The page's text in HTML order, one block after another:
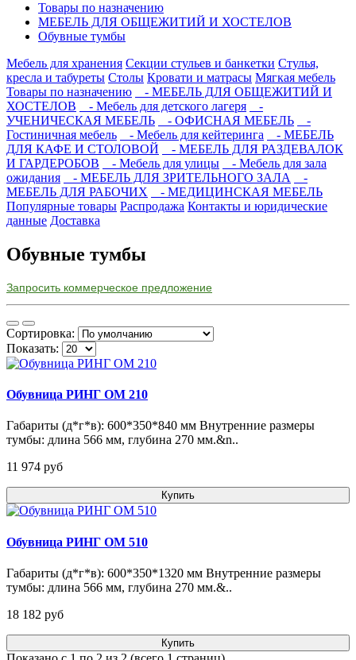
Товары по назначению
МЕБЕЛЬ ДЛЯ ОБЩЕЖИТИЙ И ХОСТЕЛОВ
Обувные тумбы
Мебель для хранения Секции стульев и банкетки Стулья,
кресла и табуреты Столы Кровати и матрасы Мягкая мебель
Товары по назначению
- МЕБЕЛЬ ДЛЯ ОБЩЕЖИТИЙ И
ХОСТЕЛОВ
- Мебель для детского лагеря
-
УЧЕНИЧЕСКАЯ МЕБЕЛЬ
- ОФИСНАЯ МЕБЕЛЬ
-
Гостиничная мебель
- Мебель для кейтеринга
- МЕБЕЛЬ
ДЛЯ КАФЕ И СТОЛОВОЙ
- МЕБЕЛЬ ДЛЯ РАЗДЕВАЛОК
И ГАРДЕРОБОВ
- Мебель для улицы
- Мебель для зала
ожидания
- МЕБЕЛЬ ДЛЯ ЗРИТЕЛЬНОГО ЗАЛА
-
МЕБЕЛЬ ДЛЯ РАБОЧИХ
- МЕДИЦИНСКАЯ МЕБЕЛЬ
Популярные товары Распродажа Контакты и юридические
данные Доставка
Обувные тумбы
Запросить коммерческое предложение
Сортировка:
Показать:
Обувница РИНГ ОМ 210
Габариты (д*г*в): 600*350*840 мм Внутренние размеры
тумбы: длина 566 мм, глубина 270 мм.&n..
11 974 pуб
Купить
Обувница РИНГ ОМ 510
Габариты (д*г*в): 600*350*1320 мм Внутренние размеры
тумбы: длина 566 мм, глубина 270 мм.&..
18 182 pуб
Купить